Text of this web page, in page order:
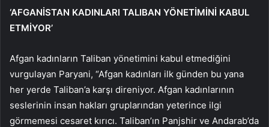
‘AFGANİSTAN KADINLARI TALIBAN YÖNETİMİNİ KABUL
ETMİYOR’
Afgan kadınların Taliban yönetimini kabul etmediğini
vurgulayan Paryani, “Afgan kadınları ilk günden bu yana
her yerde Taliban’a karşı direniyor. Afgan kadınlarının
seslerinin insan hakları gruplarından yeterince ilgi
görmemesi cesaret kırıcı. Taliban’ın Panjshir ve Andarab’da